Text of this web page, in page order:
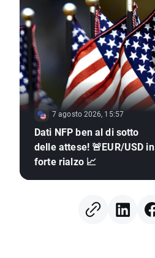
7 agosto 2026, 15:57
Dati NFP ben al di sotto
delle attese! 🚨EUR/USD in
forte rialzo 📈